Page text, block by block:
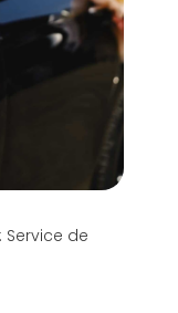
Service de